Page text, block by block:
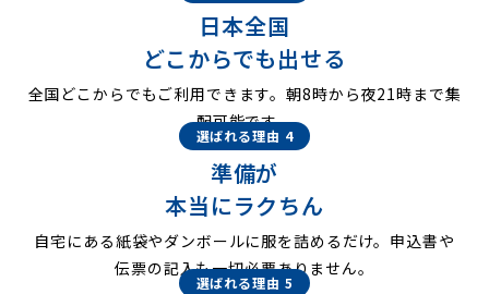
日本全国
どこからでも出せる
全国どこからでもご利用できます。朝8時から夜21時まで集
配可能です。
選ばれる理由 4
準備が
本当にラクちん
自宅にある紙袋やダンボールに服を詰めるだけ。申込書や
伝票の記入も一切必要ありません。
選ばれる理由 5